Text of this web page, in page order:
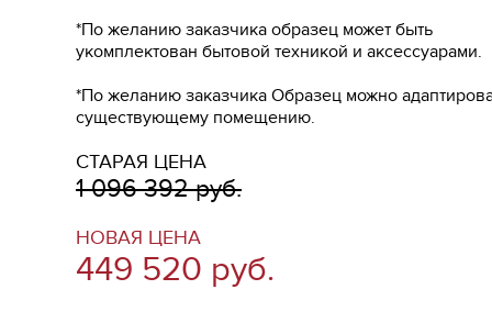
*По желанию заказчика образец может быть
укомплектован бытовой техникой и аксессуарами.
*По желанию заказчика Образец можно
существующему помещению.
СТАРАЯ ЦЕНА
1 096 392 руб.
НОВАЯ ЦЕНА
449 520 руб.